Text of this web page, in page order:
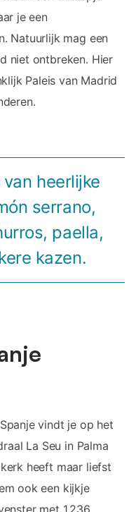
je een
Natuurlijk mag een
niet ontbreken. Hier
Paleis van Madrid
heerlijke
serrano,
paella,
kazen.
vindt je op het
La Seu in Palma
heeft maar liefst
ook een kijkje
met 1.236